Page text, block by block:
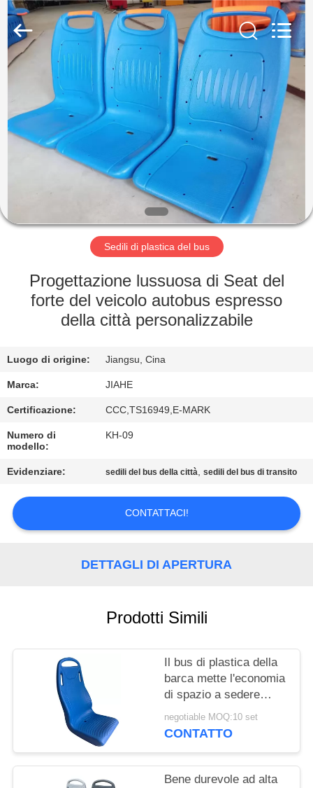
CASA
PRODOTTI
CIRCA
GIRO
FABBRICA
CONTROLLO
QUALITÀ
CONTATTICI
NOTIZIE
CASI
POLICY
Jiangsu
Golbond
Precision
Co.,
Ltd..
Rights
Reserved.
Sedili di plastica del bus
Progettazione lussuosa di Seat del
forte del veicolo autobus espresso
della città personalizzabile
Luogo di origine: Jiangsu, Cina
Marca: JIAHE
Certificazione: CCC,TS16949,E-MARK
Numero di
modello:
KH-09
Evidenziare: sedili del bus della città,sedili del bus di transito
CONTATTACI!
DETTAGLI DI APERTURA
Prodotti Simili
Il bus di plastica della
barca mette l'economia
di spazio a sedere
leggera materiale
dell'ABS riparata
negotiable MOQ:10 set
CONTATTO
Bene durevole ad alta